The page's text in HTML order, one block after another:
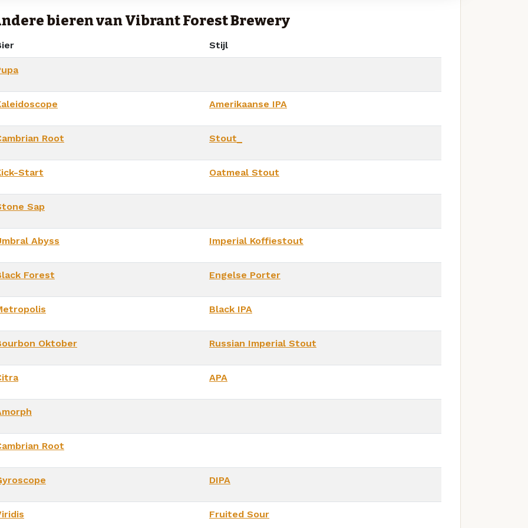
bieren van Vibrant Forest Brewery
Stijl
Amerikaanse IPA
Root Stout_
Start Oatmeal Stout
Sap
Abyss Imperial Koffiestout
Forest Engelse Porter
Black IPA
Oktober Russian Imperial Stout
APA
Root
DIPA
Fruited Sour